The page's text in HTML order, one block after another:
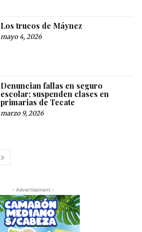
Los trucos de Máynez
mayo 4, 2026
Denuncian fallas en seguro
escolar; suspenden clases en
primarias de Tecate
marzo 9, 2026
- Advertisement -